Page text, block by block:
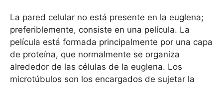
La pared celular no está presente en la euglena;
preferiblemente, consiste en una película. La
película está formada principalmente por una capa
de proteína, que normalmente se organiza
alrededor de las células de la euglena. Los
microtúbulos son los encargados de sujetar la